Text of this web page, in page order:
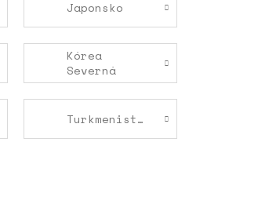
Japonsko
Kórea
Severná
Turkmenistan